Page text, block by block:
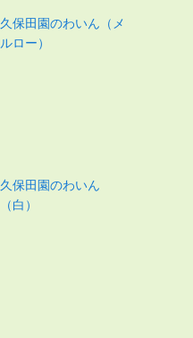
久保田園のわいん（メ
ルロー）
久保田園のわいん
（白）